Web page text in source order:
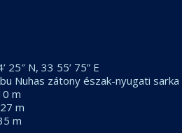
25″ N, 33 55’ 75” E
Nuhas zátony észak-nyugati sarka
m
27 m
m